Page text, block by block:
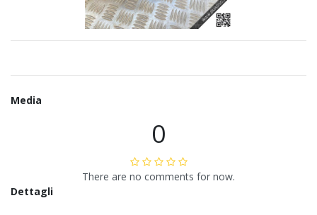
Media
0
There are no comments for now.
Dettagli